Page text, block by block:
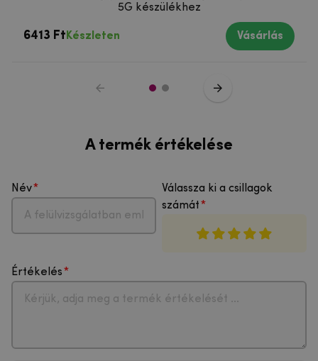
5G készülékhez
6413 Ft Készleten Vásárlás
A termék értékelése
Név
Válassza ki a csillagok
számát
Értékelés